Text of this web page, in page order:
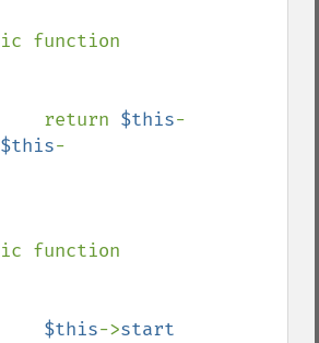
                return
$this-
$this-
$this->